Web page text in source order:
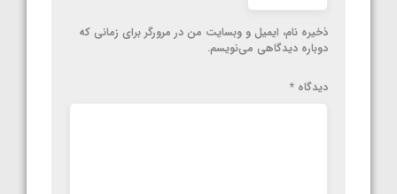
ذخیره نام، ایمیل و وبسایت من در مرورگر برای زمانی که
دوباره دیدگاهی می‌نویسم.
دیدگاه *